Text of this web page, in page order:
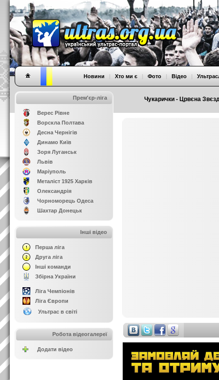
Чукарички - Црвєна
Новини | Хто ми є | Фото | Відео |
Прем'єр-ліга
Верес Рівне
Ворскла Полтава
Десна Чернігів
Динамо Київ
Зоря Луганськ
Львів
Маріуполь
Металіст 1925 Харків
Олександрія
Чорноморець Одеса
Шахтар Донецьк
Інші відео
Перша ліга
Друга ліга
Інші команди
Збірна України
Ліга Чемпіонів
Ліга Європи
Ультрас в світі
Робота відеогалереї
Додати відео